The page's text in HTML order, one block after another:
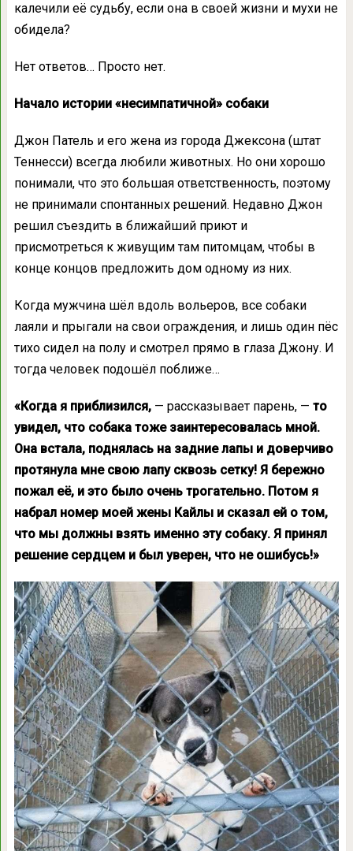
калечили её судьбу, если она в своей жизни и мухи не
обидела?
Нет ответов… Просто нет.
Начало истории «несимпатичной» собаки
Джон Патель и его жена из города Джексона (штат
Теннесси) всегда любили животных. Но они хорошо
понимали, что это большая ответственность, поэтому
не принимали спонтанных решений. Недавно Джон
решил съездить в ближайший приют и
присмотреться к живущим там питомцам, чтобы в
конце концов предложить дом одному из них.
Когда мужчина шёл вдоль вольеров, все собаки
лаяли и прыгали на свои ограждения, и лишь один пёс
тихо сидел на полу и смотрел прямо в глаза Джону. И
тогда человек подошёл поближе…
«Когда я приблизился,— рассказывает парень, — то
увидел, что собака тоже заинтересовалась мной.
Она встала, поднялась на задние лапы и доверчиво
протянула мне свою лапу сквозь сетку! Я бережно
пожал её, и это было очень трогательно. Потом я
набрал номер моей жены Кайлы и сказал ей о том,
что мы должны взять именно эту собаку. Я принял
решение сердцем и был уверен, что не ошибусь!»